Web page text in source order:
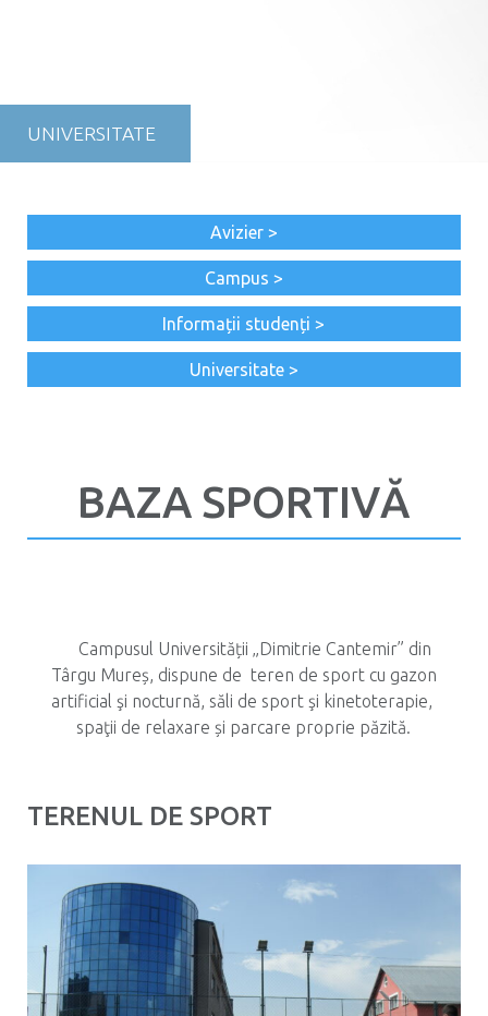
UNIVERSITATE
Avizier >
Campus >
Informații studenți >
Universitate >
BAZA SPORTIVĂ
Campusul Universității „Dimitrie Cantemir” din
Târgu Mureș, dispune de teren de sport cu gazon
artificial şi nocturnă, săli de sport şi kinetoterapie,
spaţii de relaxare și parcare proprie păzită.
TERENUL DE SPORT